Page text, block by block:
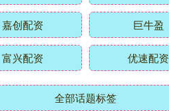
嘉创配资 巨牛盈
富兴配资 优速配资
全部话题标签